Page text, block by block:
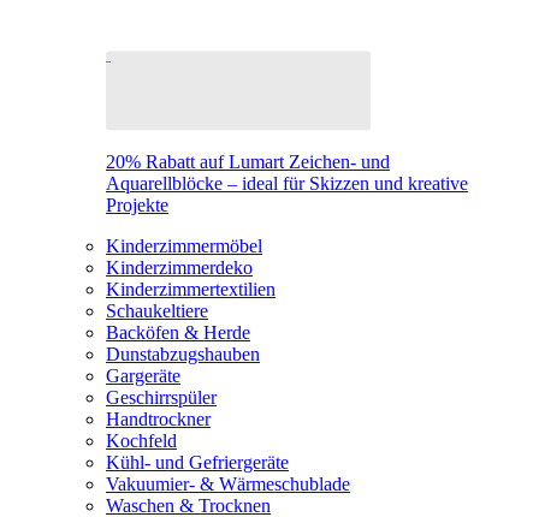
20% Rabatt auf Lumart Zeichen- und
Aquarellblöcke – ideal für Skizzen und kreative
Projekte
Kinderzimmermöbel
Kinderzimmerdeko
Kinderzimmertextilien
Schaukeltiere
Backöfen & Herde
Dunstabzugshauben
Gargeräte
Geschirrspüler
Handtrockner
Kochfeld
Kühl- und Gefriergeräte
Vakuumier- & Wärmeschublade
Waschen & Trocknen